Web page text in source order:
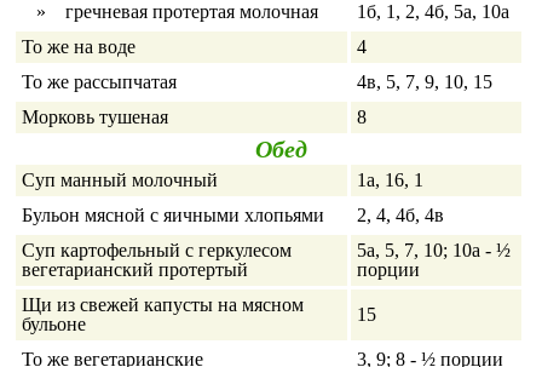
» гречневая протертая молочная
1б, 1, 2, 4б, 5а, 10а
То же на воде
4
То же рассыпчатая
4в, 5, 7, 9, 10, 15
Морковь тушеная
8
Обед
Суп манный молочный
1а, 16, 1
Бульон мясной с яичными хлопьями
2, 4, 4б, 4в
Суп картофельный с геркулесом
вегетарианский протертый
5а, 5, 7, 10; 10а - ½
порции
Щи из свежей капусты на мясном
бульоне
15
То же вегетарианские
3, 9; 8 - ½ порции